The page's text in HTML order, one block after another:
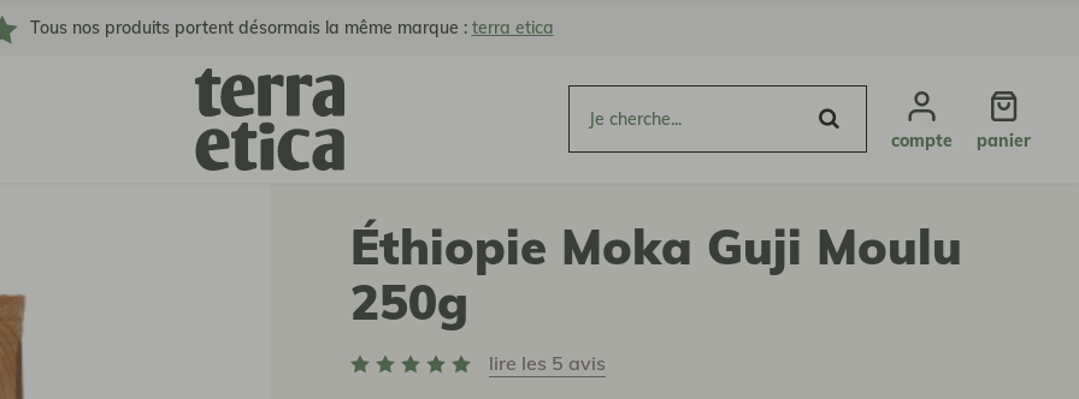
Tous nos produits portent désormais la même marque : terra etica
compte panier
Éthiopie Moka Guji Moulu
250g
lire les 5 avis